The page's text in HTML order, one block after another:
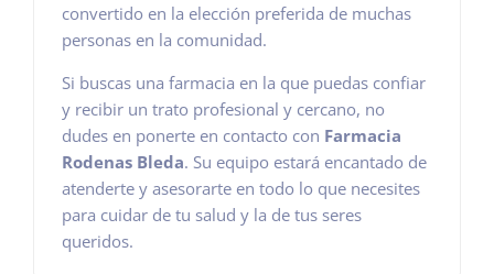
convertido en la elección preferida de muchas
personas en la comunidad.
Si buscas una farmacia en la que puedas confiar
y recibir un trato profesional y cercano, no
dudes en ponerte en contacto con Farmacia
Rodenas Bleda. Su equipo estará encantado de
atenderte y asesorarte en todo lo que necesites
para cuidar de tu salud y la de tus seres
queridos.